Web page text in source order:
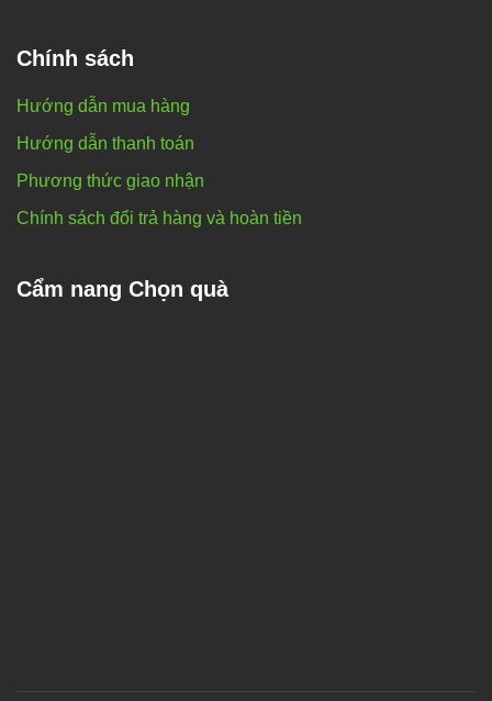
Chính sách
Hướng dẫn mua hàng
Hướng dẫn thanh toán
Phương thức giao nhận
Chính sách đổi trả hàng và hoàn tiền
Cẩm nang Chọn quà